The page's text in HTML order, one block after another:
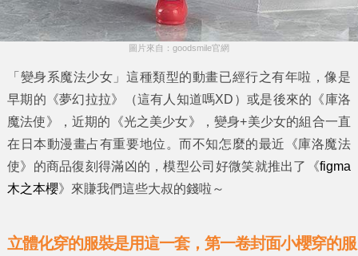
圖片來自：goodsmile官網
「變身系魔法少女」這種類型的動畫已經行之有年啦，像是
早期的《夢幻拉拉》（這有人知道嗎XD）或是後來的《庫洛
魔法使》，近期的《光之美少女》，變身+美少女的組合一直
在日本動漫畫占有重要地位。而不知怎麼的最近《庫洛魔法
使》的商品復刻得滿凶的，模型公司好微笑就推出了《figma
木之本櫻》來賺我們這些大叔的錢啦～
立體化穿的服裝是用這一套，第一卷封面小櫻穿的服